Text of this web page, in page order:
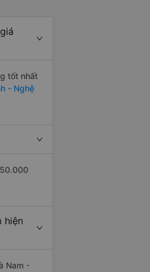
tốt nhất
- Nghệ
hiện
Nam -